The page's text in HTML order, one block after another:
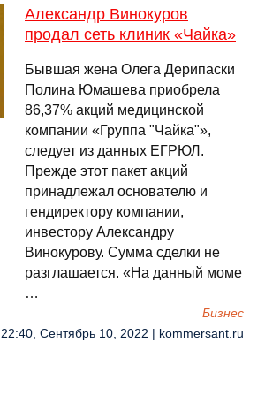
Александр Винокуров
продал сеть клиник «Чайка»
Бывшая жена Олега Дерипаски
Полина Юмашева приобрела
86,37% акций медицинской
компании «Группа "Чайка"»,
следует из данных ЕГРЮЛ.
Прежде этот пакет акций
принадлежал основателю и
гендиректору компании,
инвестору Александру
Винокурову. Сумма сделки не
разглашается. «На данный моме
…
Бизнес
22:40, Сентябрь 10, 2022 | kommersant.ru